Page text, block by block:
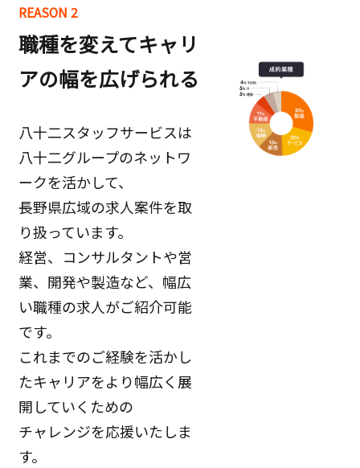
REASON 2
職種を変えてキャリ
アの幅を広げられる
八十二スタッフサービスは
八十二グループのネットワ
ークを活かして、
長野県広域の求人案件を取
り扱っています。
経営、コンサルタントや営
業、開発や製造など、幅広
い職種の求人がご紹介可能
です。
これまでのご経験を活かし
たキャリアをより幅広く展
開していくための
チャレンジを応援いたしま
す。